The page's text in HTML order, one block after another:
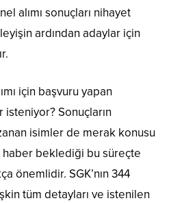
alımı sonuçları nihayet
ardından adaylar için
için başvuru yapan
Sonuçların
isimler de merak konusu
haber beklediği bu süreçte
önemlidir. SGK’nın 344
tüm detayları ve istenilen